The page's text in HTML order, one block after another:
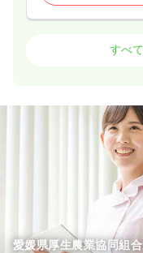
保健師
万円〜/月
※経験5年の例
8:30～17:00（
月給25
気にな
すべ
愛媛県厚生農業協同組